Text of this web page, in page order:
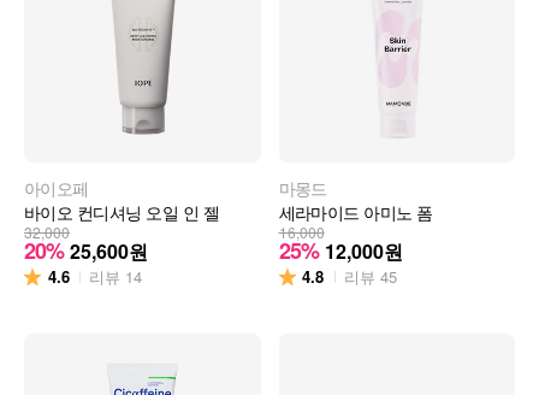
아이오페
바이오 컨디셔닝 오일 인 젤
32,000
20% 25,600원
4.6 리뷰 14
마몽드
세라마이드 아미노 폼
16,000
25% 12,000원
4.8 리뷰 45